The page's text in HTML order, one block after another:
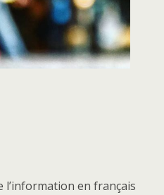
l’information en français